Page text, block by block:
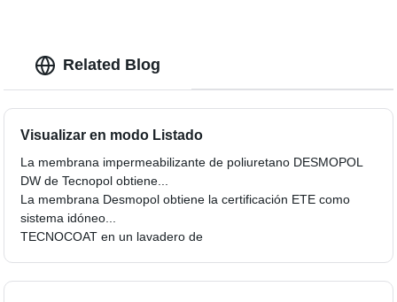
Related Blog
Visualizar en modo Listado
La membrana impermeabilizante de poliuretano DESMOPOL
DW de Tecnopol obtiene...
La membrana Desmopol obtiene la certificación ETE como
sistema idóneo...
TECNOCOAT en un lavadero de